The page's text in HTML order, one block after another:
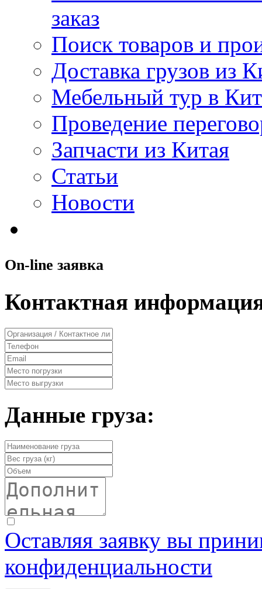
заказ
Поиск товаров и
Доставка грузов из
Мебельный тур в
Проведение
Запчасти из Китая
Статьи
Новости
On-line заявка
Контактная
Данные груза:
Оставляя заявку вы
конфиденциальности